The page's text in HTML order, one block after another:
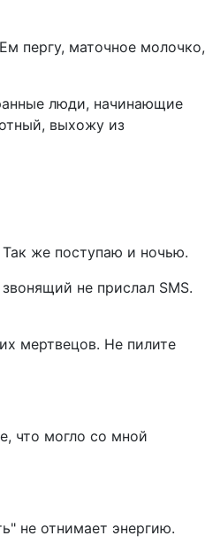
пергу, маточное молочко,
люди, начинающие
выхожу из
же поступаю и ночью.
не прислал SMS.
мертвецов. Не пилите
что могло со мной
не отнимает энергию.